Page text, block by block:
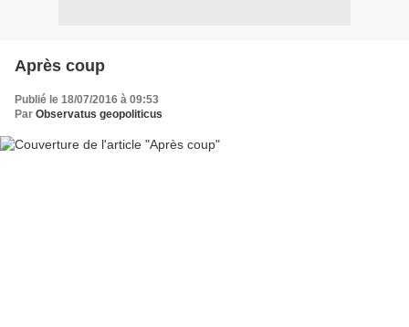
Après coup
Publié le 18/07/2016 à 09:53
Par Observatus geopoliticus